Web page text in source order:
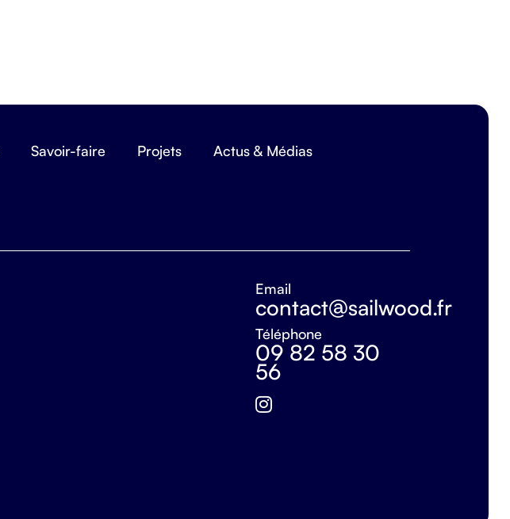
Savoir-faire Projets Actus & Médias
Email
contact@sailwood.fr
Téléphone
09 82 58 30
56